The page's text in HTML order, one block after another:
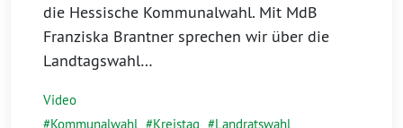
die Hessische Kommunalwahl. Mit MdB
Franziska Brantner sprechen wir über die
Landtagswahl…
Video
Kommunalwahl, Kreistag , Landratswahl